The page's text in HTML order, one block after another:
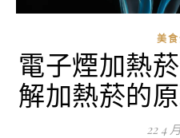
美
電子煙加熱
解加熱菸的
22 4